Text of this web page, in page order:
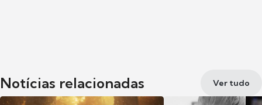
Notícias relacionadas Ver tudo